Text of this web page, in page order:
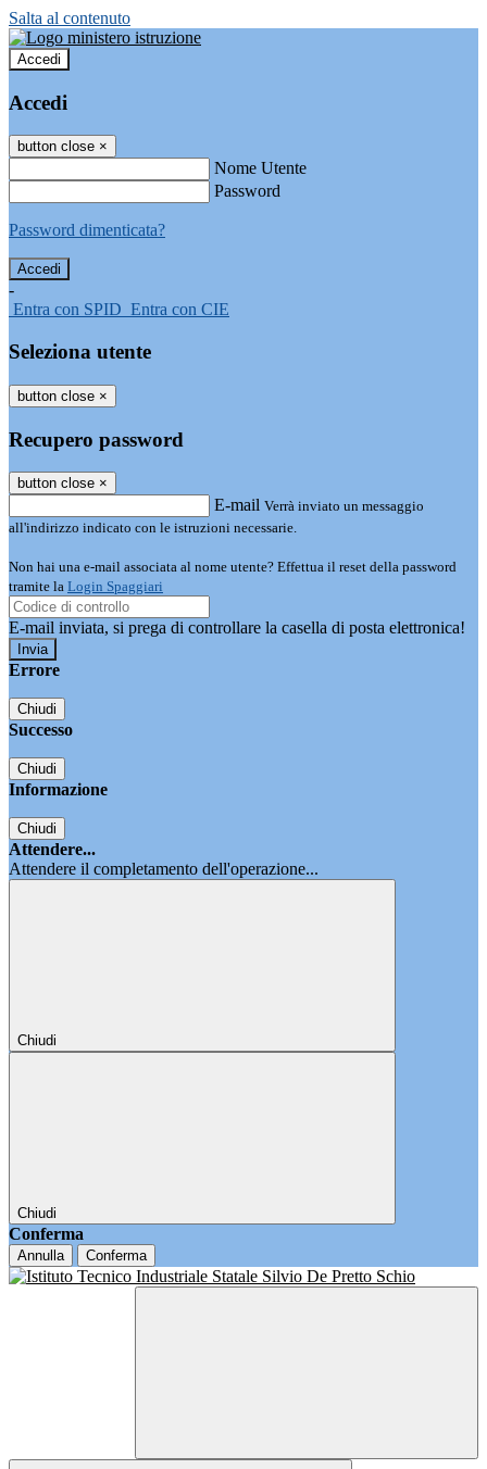
Salta al contenuto
Accedi
Accedi
button close ×
Nome Utente
Password
Password dimenticata?
-
Entra con SPID Entra con CIE
Seleziona utente
button close ×
Recupero password
button close ×
E-mail Verrà inviato un messaggio
all'indirizzo indicato con le istruzioni necessarie.
Non hai una e-mail associata al nome utente? Effettua il reset della password
tramite la Login Spaggiari
E-mail inviata, si prega di controllare la casella di posta elettronica!
Errore
Chiudi
Successo
Chiudi
Informazione
Chiudi
Attendere...
Attendere il completamento dell'operazione...
Chiudi
Chiudi
Conferma
Annulla Conferma